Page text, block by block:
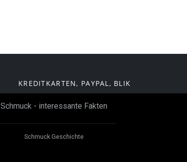
KREDITKARTEN, PAYPAL, BLIK
Schmuck - interessante Fakten
Schmuck Geschichte